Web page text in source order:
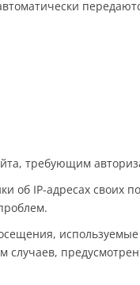
требующим
об IP-адресах своих